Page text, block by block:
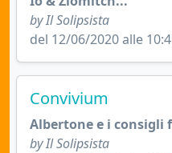
by Il Solipsista
del 12/06/2020 alle
Convivium
Albertone e i consigli
by Il Solipsista